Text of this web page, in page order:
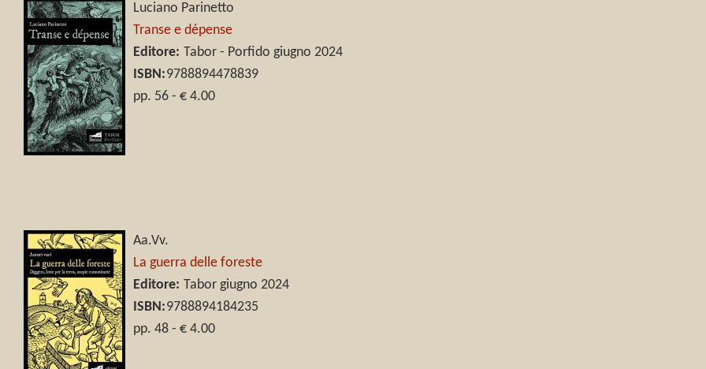
Luciano Parinetto
Transe e dépense
Editore: Tabor - Porfido giugno 2024
ISBN:9788894478839
pp. 56 - € 4.00
Aa.Vv.
La guerra delle foreste
Editore: Tabor giugno 2024
ISBN:9788894184235
pp. 48 - € 4.00